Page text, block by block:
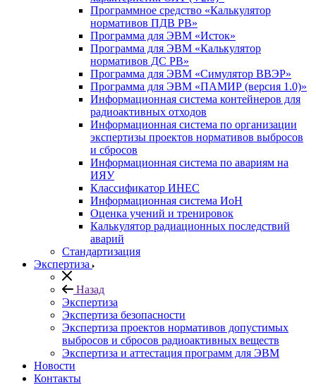
Программное средство «Калькулятор
нормативов ПДВ РВ»
Программа для ЭВМ «Исток»
Программа для ЭВМ «Калькулятор
нормативов ДС РВ»
Программа для ЭВМ «Симулятор ВВЭР»
Программа для ЭВМ «ПАМИР (версия 1.0)»
Информационная система контейнеров для
радиоактивных отходов
Информационная система по организации
экспертизы проектов нормативов выбросов
и сбросов
Информационная система по авариям на
ИЯУ
Классификатор ИНЕС
Информационная система ИоН
Оценка учений и тренировок
Калькулятор радиационных последствий
аварий
Стандартизация
Экспертиза
Назад
Экспертиза
Экспертиза безопасности
Экспертиза проектов нормативов допустимых
выбросов и сбросов радиоактивных веществ
Экспертиза и аттестация программ для ЭВМ
Новости
Контакты